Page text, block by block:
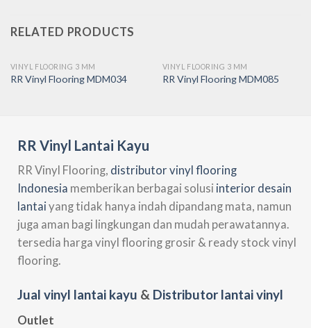
RELATED PRODUCTS
VINYL FLOORING 3 MM
RR Vinyl Flooring MDM034
VINYL FLOORING 3 MM
RR Vinyl Flooring MDM085
RR Vinyl Lantai Kayu
RR Vinyl Flooring, distributor vinyl flooring
Indonesia memberikan berbagai solusi interior desain
lantai yang tidak hanya indah dipandang mata, namun
juga aman bagi lingkungan dan mudah perawatannya.
tersedia harga vinyl flooring grosir & ready stock vinyl
flooring.
Jual vinyl lantai kayu & Distributor lantai vinyl
Outlet